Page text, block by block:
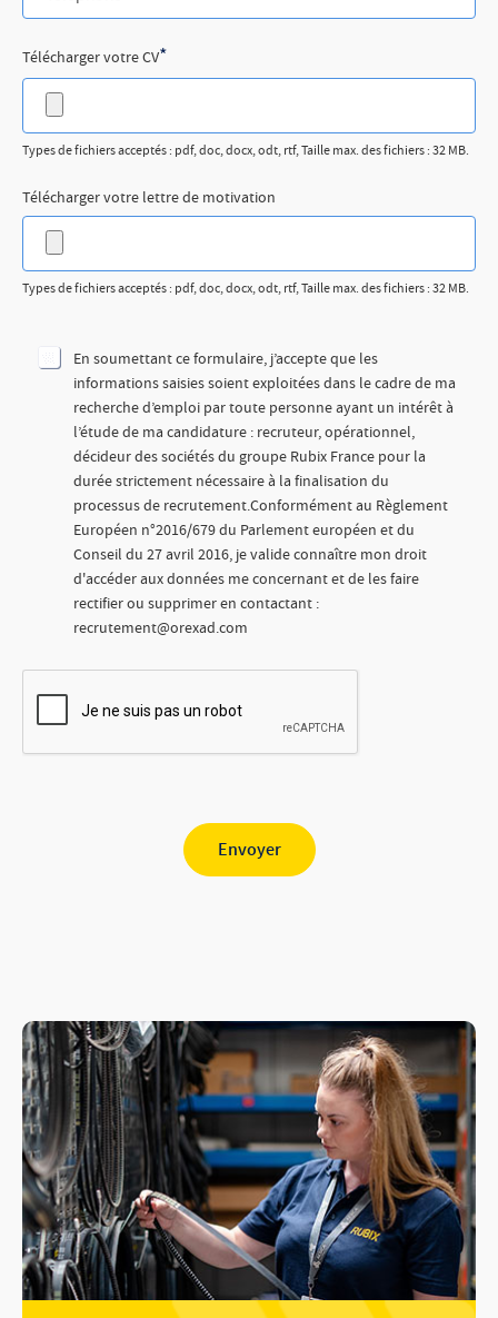
Télécharger votre CV*
Types de fichiers acceptés : pdf, doc, docx, odt, rtf, Taille max. des fichiers : 32 MB.
Télécharger votre lettre de motivation
Types de fichiers acceptés : pdf, doc, docx, odt, rtf, Taille max. des fichiers : 32 MB.
En soumettant ce formulaire, j’accepte que les
informations saisies soient exploitées dans le cadre de ma
recherche d’emploi par toute personne ayant un intérêt à
l’étude de ma candidature : recruteur, opérationnel,
décideur des sociétés du groupe Rubix France pour la
durée strictement nécessaire à la finalisation du
processus de recrutement.Conformément au Règlement
Européen n°2016/679 du Parlement européen et du
Conseil du 27 avril 2016, je valide connaître mon droit
d'accéder aux données me concernant et de les faire
rectifier ou supprimer en contactant :
recrutement@orexad.com